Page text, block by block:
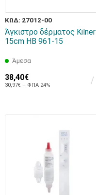
ΚΩΔ: 27012-00
Άγκιστρο δέρματος Kilner
15cm HB 961-15
Άμεσα
38,40€
30,97€ + ΦΠΑ 24%